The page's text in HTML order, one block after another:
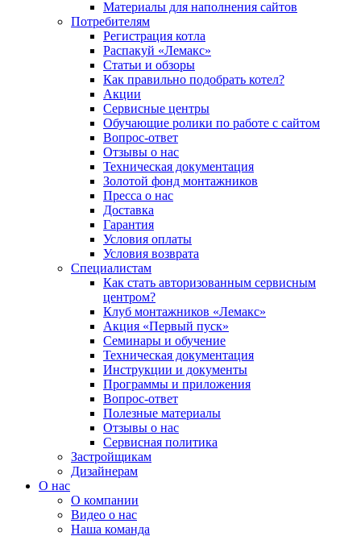
Материалы для наполнения сайтов
Потребителям
Регистрация котла
Распакуй «Лемакс»
Статьи и обзоры
Как правильно подобрать котел?
Акции
Сервисные центры
Обучающие ролики по работе с сайтом
Вопрос-ответ
Отзывы о нас
Техническая документация
Золотой фонд монтажников
Пресса о нас
Доставка
Гарантия
Условия оплаты
Условия возврата
Специалистам
Как стать авторизованным сервисным
центром?
Клуб монтажников «Лемакс»
Акция «Первый пуск»
Семинары и обучение
Техническая документация
Инструкции и документы
Программы и приложения
Вопрос-ответ
Полезные материалы
Отзывы о нас
Сервисная политика
Застройщикам
Дизайнерам
О нас
О компании
Видео о нас
Наша команда